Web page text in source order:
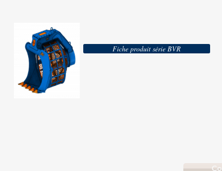
Fiche produit série BVR